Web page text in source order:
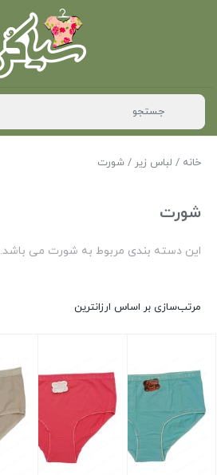
خانه / لباس زیر / شورت
شورت
این دسته بندی مربوط به شورت می باشد.
مرتب‌سازی بر اساس ارزانترین